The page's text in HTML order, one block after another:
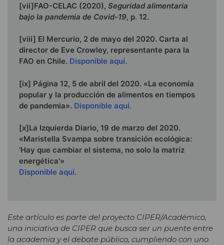
[vii]FAO-CELAC (2020), Seguridad alimentaria
bajo la pandemia de Covid-19, p. 12.
[viii] El Mercurio, 2 de mayo del 2020. Carta al
director de Eve Crowley, representante para la
FAO en Chile. Disponible aquí.
[ix] Página 12, 5 de abril del 2020. «La economía
popular y la producción de alimentos en tiempos
de pandemia». Disponible aquí.
[x]La Izquierda Diario, 19 de marzo del 2020.
«Maristella Svampa sobre transición ecológica:
‘Hay que cambiar el sistema, no solo la matriz
energética'»
Disponible aquí.
Este artículo es parte del proyecto CIPER/Académico,
una iniciativa de CIPER que busca ser un puente entre
la academia y el debate público, cumpliendo con uno